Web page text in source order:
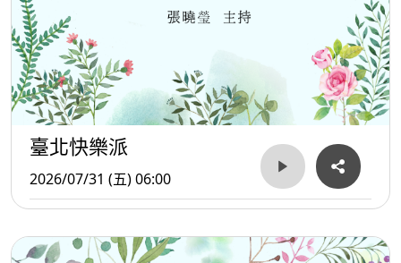
臺北快樂派
2026/07/31 (五) 06:00